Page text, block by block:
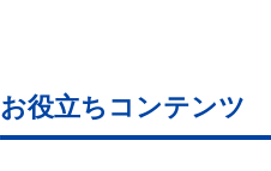
お役立ちコンテンツ